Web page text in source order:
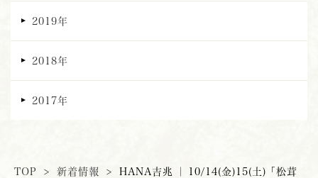
2019年
2018年
2017年
TOP > 新着情報 >
HANA吉兆 ｜ 10/14(金)15(土) 「松茸